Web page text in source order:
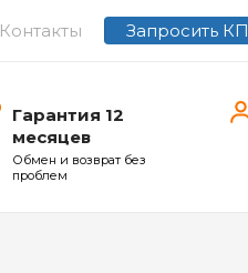
Контакты Запросить КП
Гарантия 12
месяцев
Обмен и возврат без
проблем